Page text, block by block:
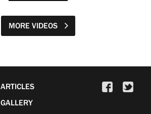
MORE VIDEOS
ARTICLES
GALLERY